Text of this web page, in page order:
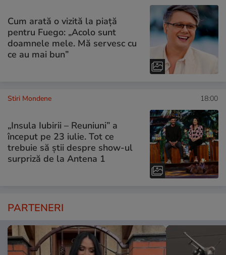
Cum arată o vizită la piață
pentru Fuego: „Acolo sunt
doamnele mele. Mă servesc cu
ce au mai bun”
Stiri Mondene 18:00
„Insula Iubirii – Reuniuni” a
început pe 23 iulie. Tot ce
trebuie să știi despre show-ul
surpriză de la Antena 1
PARTENERI